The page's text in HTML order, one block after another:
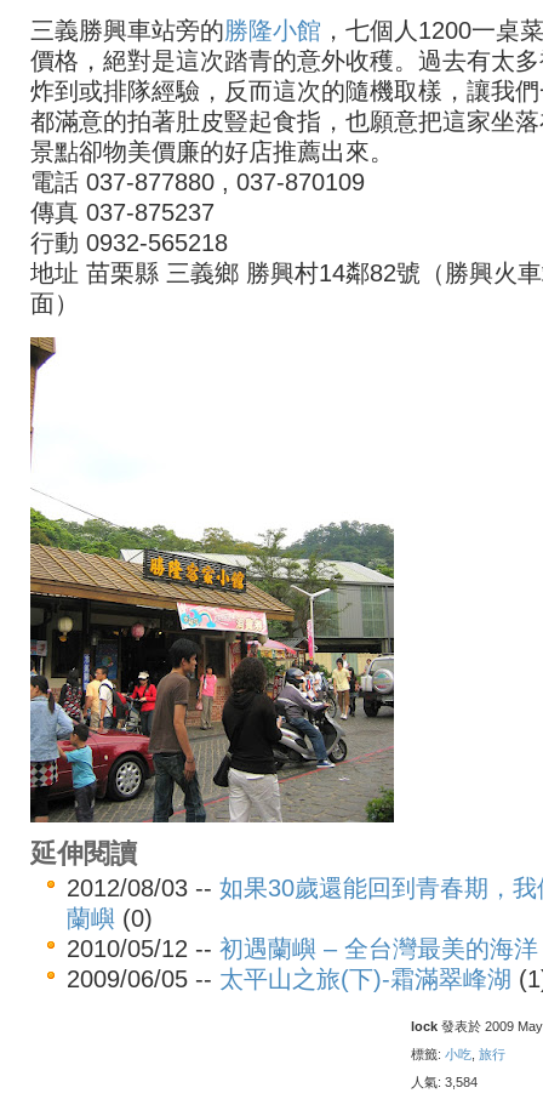
三義勝興車站旁的勝隆小館 ，七個人1200一桌
價格，絕對是這次踏青的意外收穫。過去有太
炸到或排隊經驗，反而這次的隨機取樣，讓我
都滿意的拍著肚皮豎起食指，也願意把這家坐
景點卻物美價廉的好店推薦出來。
電話 037-877880 , 037-870109
傳真 037-875237
行動 0932-565218
地址 苗栗縣 三義鄉 勝興村14鄰82號（勝興火
面）
延伸閱讀
2012/08/03 -- 如果30歲還能回到青春期，我
蘭嶼 (0)
2010/05/12 -- 初遇蘭嶼 – 全台灣最美的海洋
2009/06/05 -- 太平山之旅(下)-霜滿翠峰湖
lock 發表於 2009
標籤: 小吃 旅行
人氣: 3,584